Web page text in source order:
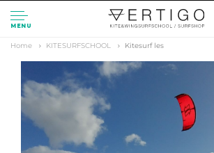
MENU
Home KITESURFSCHOOL Kitesurf les